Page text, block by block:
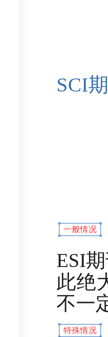
SCI
一般情况
ESI
此绝
不一
特殊情况